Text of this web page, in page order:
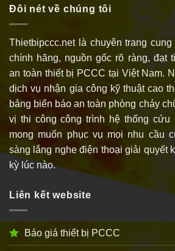
Đôi nét về chúng tôi
Thietbipccc.net là chuyên trang
chính hãng, nguồn gốc rõ ràng, đạt
an toàn thiết bị PCCC tại Việt Nam.
dịch vụ nhận gia công kỹ thuật cao
bảng biển báo an toàn phòng cháy
vị thi công công trình hệ thống cứu
mong muốn phục vụ mọi nhu cầu
sàng lắng nghe điện thoại giải quyết
kỳ lúc nào.
Liên kết website
Báo giá thiết bị PCCC